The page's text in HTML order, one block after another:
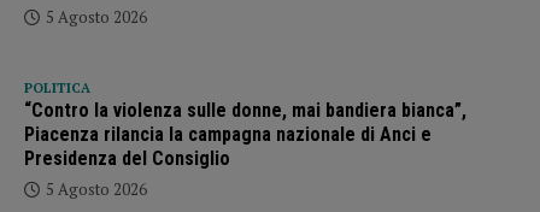
5 Agosto 2026
POLITICA
“Contro la violenza sulle donne, mai bandiera bianca”,
Piacenza rilancia la campagna nazionale di Anci e
Presidenza del Consiglio
5 Agosto 2026